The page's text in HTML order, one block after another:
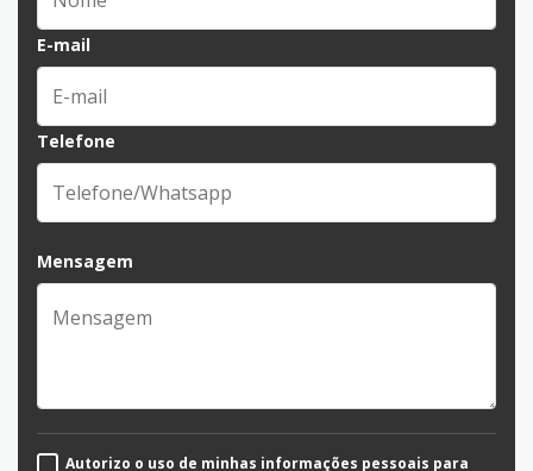
E-mail
Telefone
Mensagem
Autorizo o uso de minhas informações pessoais para